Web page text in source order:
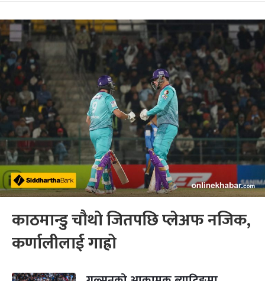
काठमान्डु चौथो जितपछि प्लेअफ नजिक,
कर्णालीलाई गाह्रो